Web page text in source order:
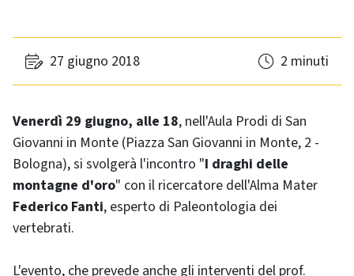
27 giugno 2018 2 minuti
Venerdì 29 giugno, alle 18, nell'Aula Prodi di San
Giovanni in Monte (Piazza San Giovanni in Monte, 2 -
Bologna), si svolgerà l'incontro "I draghi delle
montagne d'oro" con il ricercatore dell'Alma Mater
Federico Fanti, esperto di Paleontologia dei
vertebrati.
L'evento, che prevede anche gli interventi del prof.